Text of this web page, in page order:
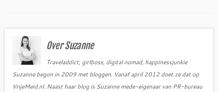
o e
r
Over Suzanne
Traveladdict, girlboss, digital nomad, happinessjunkie
Suzanne begon in 2009 met bloggen. Vanaf april 2012 doet ze dat op
VrijeMeid.nl. Naast haar blog is Suzanne mede-eigenaar van PR-bureau